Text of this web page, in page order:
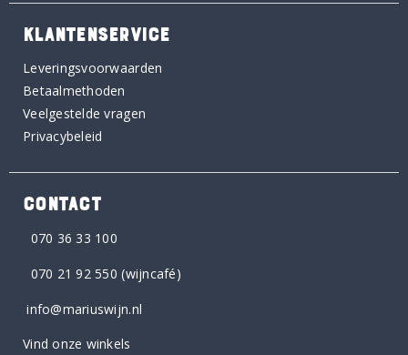
KLANTENSERVICE
Leveringsvoorwaarden
Betaalmethoden
Veelgestelde vragen
Privacybeleid
CONTACT
070 36 33 100
070 21 92 550 (wijncafé)
info@mariuswijn.nl
Vind onze winkels